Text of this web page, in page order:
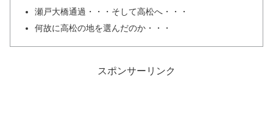
瀬戸大橋通過・・・そして高松へ・・・
何故に高松の地を選んだのか・・・
スポンサーリンク